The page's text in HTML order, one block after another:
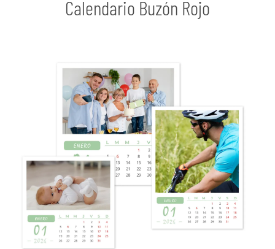
Calendario Buzón Rojo